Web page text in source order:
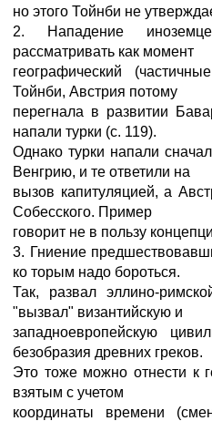
но этого Тойнби не
2. Нападение
рассматривать как момент
географический
Тойнби, Австрия потому
перегнала в развитии
напали турки (с. 119).
Однако турки напали
Венгрию, и те ответили на
вызов капитуляцией, а
Собесского. Пример
говорит не в пользу
3. Гниение
ко торым надо бороться.
Так, развал эллино-
"вызвал" византийскую и
западноевропейскую
безобразия древних греков.
Это тоже можно отнести к
взятым с учетом
координаты времени